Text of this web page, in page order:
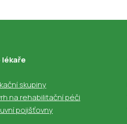
lékaře
skupiny
na rehabilitační péči
pojišťovny